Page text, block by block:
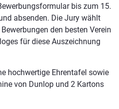
bis zum 15.
absenden. Die Jury wählt
den besten Verein
für diese Auszeichnung
hochwertige Ehrentafel sowie
von Dunlop und 2 Kartons